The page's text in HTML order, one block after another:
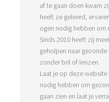
af te gaan doen kwam
heeft ze geleerd,
ogen nodig hebben om
Sinds 2010 heeft zij
geholpen naar
zonder bril of lenzen.
Laat je op deze
nodig hebben om
gaan zien en laat je